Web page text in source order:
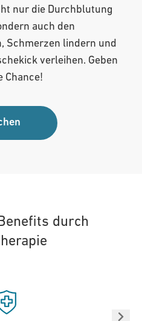
nur die Durchblutung
auch den
Schmerzen lindern und
verleihen. Geben
Chance!
durch